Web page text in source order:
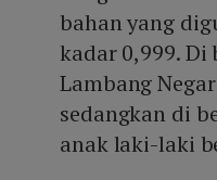
bahan yang
kadar 0,999.
Lambang
sedangkan di
anak laki-laki